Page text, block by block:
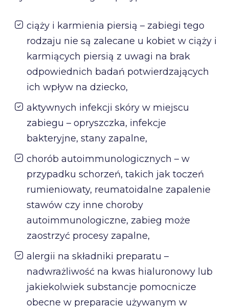
ciąży i karmienia piersią – zabiegi tego
rodzaju nie są zalecane u kobiet w ciąży i
karmiących piersią z uwagi na brak
odpowiednich badań potwierdzających
ich wpływ na dziecko,
aktywnych infekcji skóry w miejscu
zabiegu – opryszczka, infekcje
bakteryjne, stany zapalne,
chorób autoimmunologicznych – w
przypadku schorzeń, takich jak toczeń
rumieniowaty, reumatoidalne zapalenie
stawów czy inne choroby
autoimmunologiczne, zabieg może
zaostrzyć procesy zapalne,
alergii na składniki preparatu –
nadwrażliwość na kwas hialuronowy lub
jakiekolwiek substancje pomocnicze
obecne w preparacie używanym w